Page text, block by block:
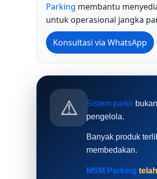
Parking membantu
untuk operasional jangka
Konsultasi via WhatsApp
⚠️ Sistem parkir
pengelola.
Banyak produk
membedakan.
MSM Parking